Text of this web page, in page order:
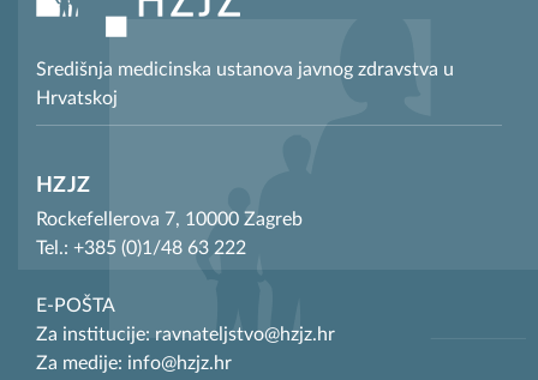
Središnja medicinska ustanova javnog zdravstva u
Hrvatskoj
HZJZ
Rockefellerova 7, 10000 Zagreb
Tel.: +385 (0)1/48 63 222
E-POŠTA
Za institucije: ravnateljstvo@hzjz.hr
Za medije: info@hzjz.hr